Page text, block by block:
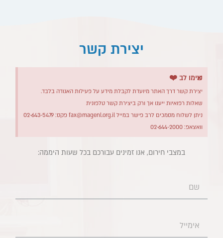
יצירת קשר
שימו לב ❤️
יצירת קשר דרך האתר מיועדת לקבלת מידע על פעילות האגודה בלבד.
שאלות רפואיות ייענו אך ורק ביצירת קשר טלפונית
ניתן לשלוח מסמכים לרב פישר במיילfax@magenl.org.il
פקס: 02-643-5479
וואצאפ: 02-644-2000
×
במצבי חירום, אנו זמינים עבורכם בכל שעות היממה:​